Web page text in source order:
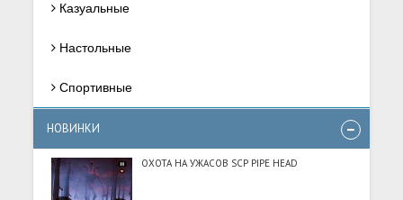
Казуальные
Настольные
Спортивные
НОВИНКИ
ОХОТА НА УЖАСОВ SCP PIPE HEAD